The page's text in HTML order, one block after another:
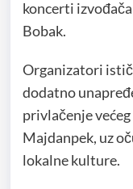
koncerti
Bobak.
Organizatori
dodatno
privlačenje
Majdanpek, uz
lokalne kulture.